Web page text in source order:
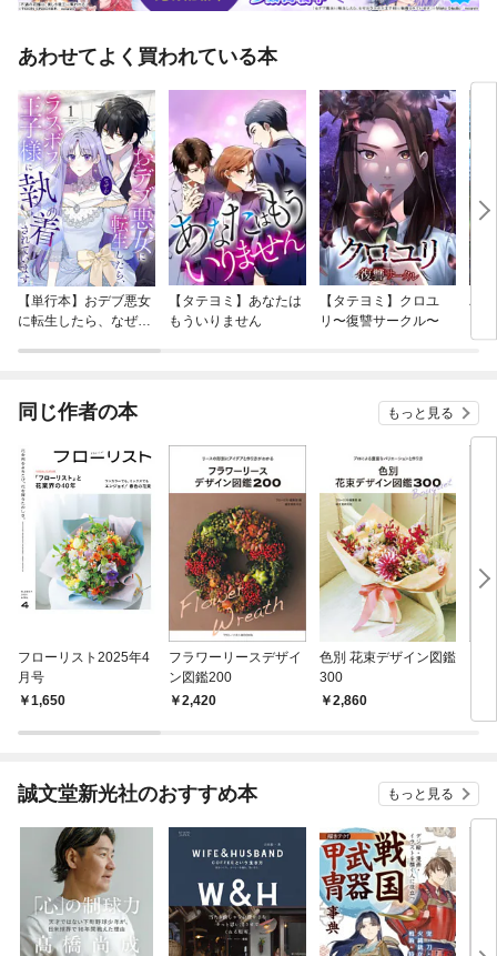
あわせてよく買われている本
【単行本】おデブ悪女
に転生したら、なぜか
【タテヨミ】あなたは
もういりません
【タテヨミ】クロユ
リ〜復讐サークル〜
バ
今
同じ作者の本 もっと見る
フローリスト2025年4
月号
1,650
フラワーリースデザイ
ン図鑑200
2,420
色別 花束デザイン図鑑
300
2,860
誠文堂新光社のおすすめ本 もっと見る